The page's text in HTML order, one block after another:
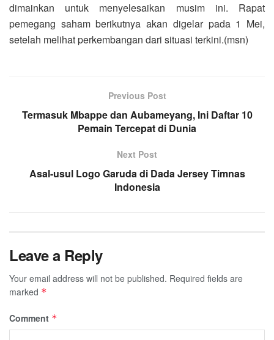
dimainkan untuk menyelesaikan musim ini. Rapat
pemegang saham berikutnya akan digelar pada 1 Mei,
setelah melihat perkembangan dari situasi terkini.(msn)
Previous Post
Termasuk Mbappe dan Aubameyang, Ini Daftar 10
Pemain Tercepat di Dunia
Next Post
Asal-usul Logo Garuda di Dada Jersey Timnas
Indonesia
Leave a Reply
Your email address will not be published. Required fields are
marked *
Comment *